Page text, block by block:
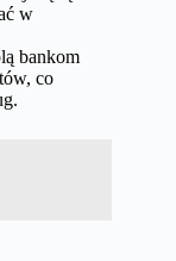
w
bankom
co